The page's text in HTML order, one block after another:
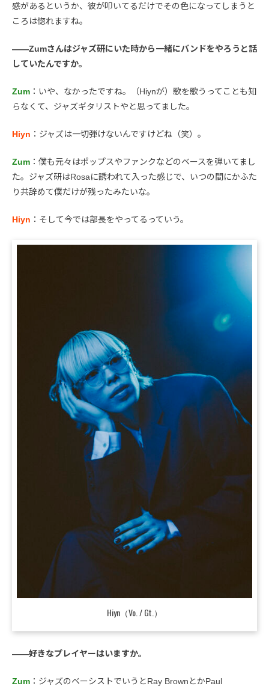
感があるというか、彼が叩いてるだけでその色になってしまうと
ころは惚れますね。
――Zumさんはジャズ研にいた時から一緒にバンドをやろうと話
していたんですか。
Zum ：いや、なかったですね。（Hiynが）歌を歌うってことも知
らなくて、ジャズギタリストやと思ってました。
Hiyn ：ジャズは一切弾けないんですけどね（笑）。
Zum ：僕も元々はポップスやファンクなどのベースを弾いてまし
た。ジャズ研はRosaに誘われて入った感じで、いつの間にかふた
り共辞めて僕だけが残ったみたいな。
Hiyn ：そして今では部長をやってるっていう。
Hiyn（Vo. / Gt.）
――好きなプレイヤーはいますか。
Zum ：ジャズのベーシストでいうとRay BrownとかPaul